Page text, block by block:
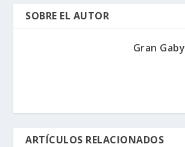
SOBRE EL AUTOR
Gran Gaby
ARTÍCULOS RELACIONADOS